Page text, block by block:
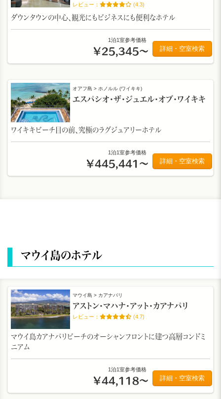
(4.3)
ダウンタウンの中心、観光にもビジネスにも便利なホテル
1泊1室参考価格
￥25,345～ 詳細・空室検索
オアフ島 > ホノルル (ワイキキ)
エスパシオ・ザ・ジュエル・オブ・ワイキキ
ワイキキビーチ目の前、究極のラグジュアリーホテル
1泊1室参考価格
￥445,441～ 詳細・空室検索
マウイ島のホテル
マウイ島 > カアナパリ
アストン・マハナ・アット・カアナパリ
(4.7)
マウイ島カアナパリビーチのオーシャンフロントに建つ高層コンドミ
ニアム
1泊1室参考価格
￥44,118～ 詳細・空室検索